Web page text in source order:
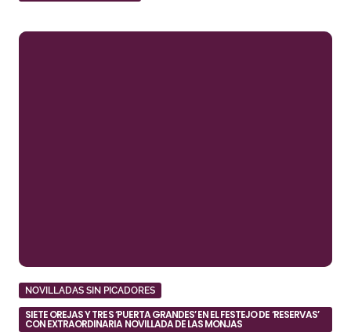
NOVILLADAS SIN PICADORES
SIETE OREJAS Y TRES ‘PUERTA GRANDES’ EN EL FESTEJO DE ‘RESERVAS’
CON EXTRAORDINARIA NOVILLADA DE LAS MONJAS